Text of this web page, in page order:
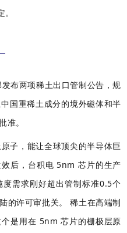
布两项稀土出口管制公告，规
国重稀土成分的境外磁体和半
准。
子，能让全球顶尖的半导体巨
后，台积电 5nm 芯片的生产
需求刚好超出管制标准0.5个
的许可审批关。 稀土在高端制
是用在 5nm 芯片的栅极层原